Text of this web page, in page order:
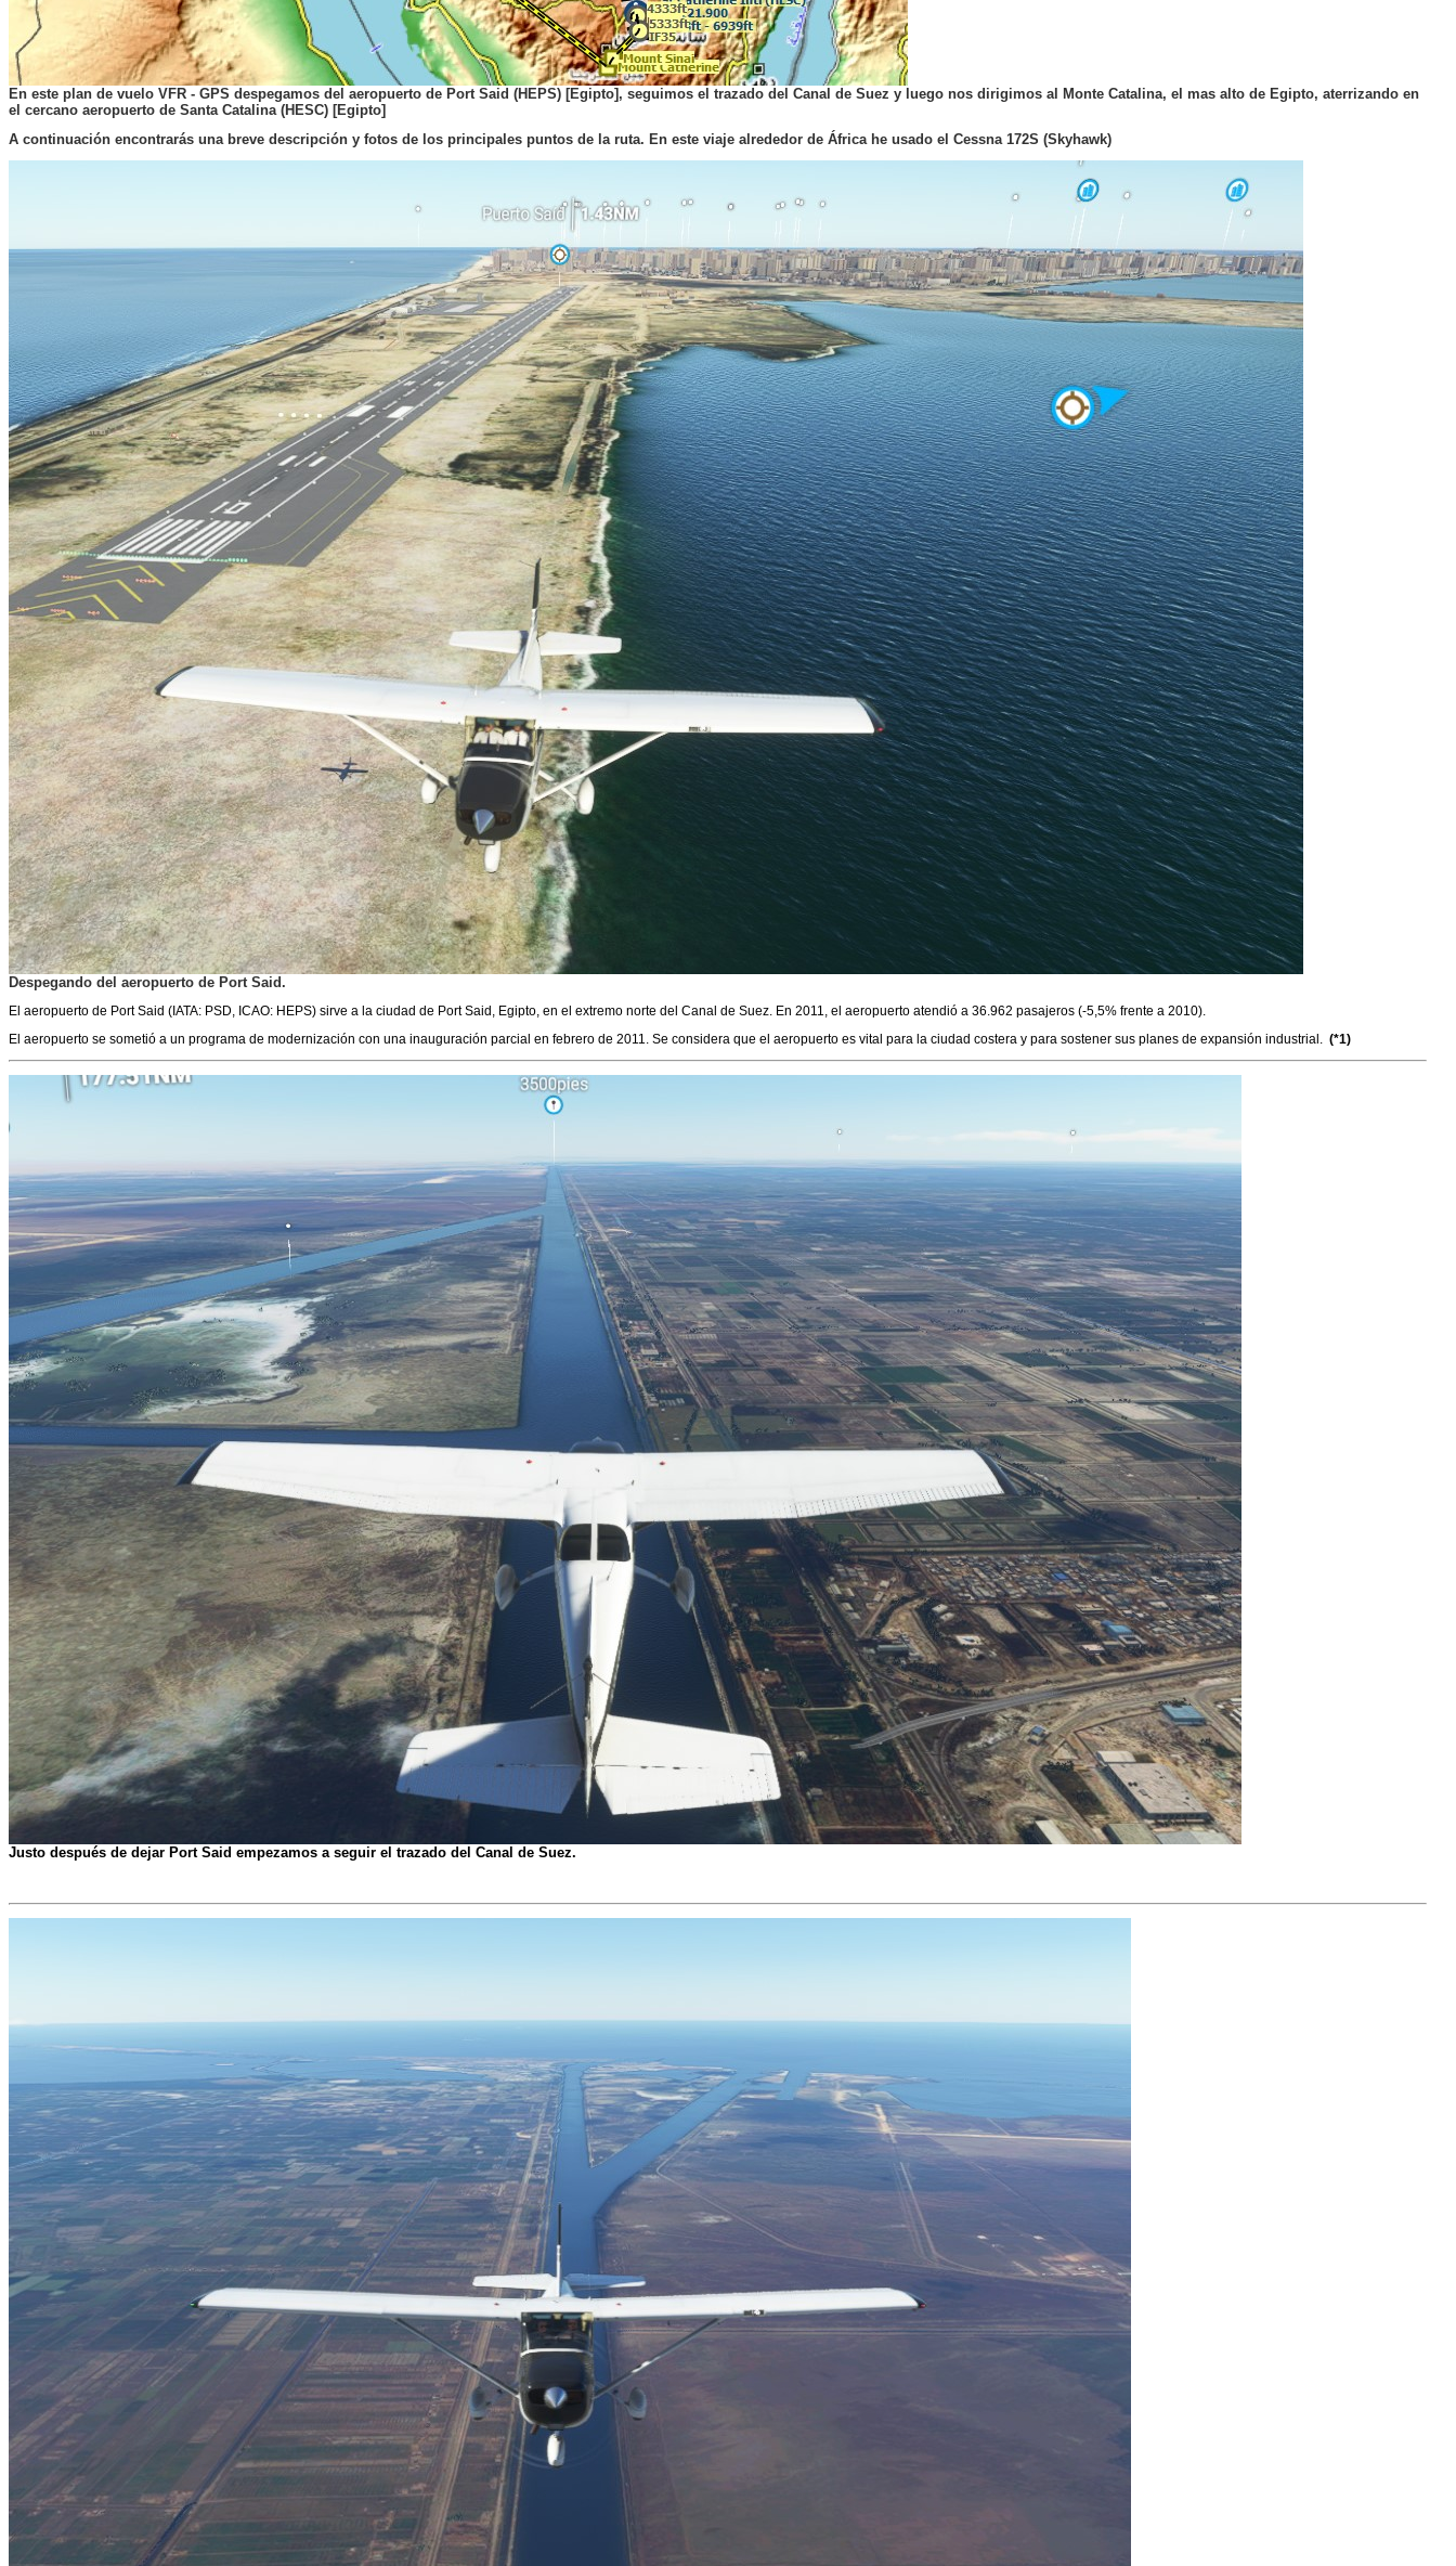
En este plan de vuelo VFR - GPS despegamos del aeropuerto de Port Said (HEPS) [Egipto], seguimos el trazado del Canal de Suez y luego nos dirigimos al Monte Catalina, el mas alto de Egipto, aterrizando en
el cercano aeropuerto de Santa Catalina (HESC) [Egipto]
A continuación encontrarás una breve descripción y fotos de los principales puntos de la ruta. En este viaje alrededor de África he usado el Cessna 172S (Skyhawk)
Despegando del aeropuerto de Port Said.
El aeropuerto de Port Said (IATA: PSD, ICAO: HEPS) sirve a la ciudad de Port Said, Egipto, en el extremo norte del Canal de Suez. En 2011, el aeropuerto atendió a 36.962 pasajeros (-5,5% frente a 2010).
El aeropuerto se sometió a un programa de modernización con una inauguración parcial en febrero de 2011. Se considera que el aeropuerto es vital para la ciudad costera y para sostener sus planes de expansión industrial. (*1)
Justo después de dejar Port Said empezamos a seguir el trazado del Canal de Suez.